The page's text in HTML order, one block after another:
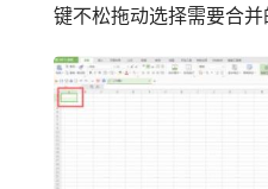
键不松拖动选择需要合并